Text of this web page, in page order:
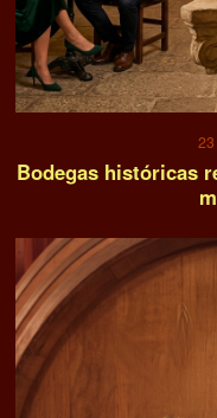
Bodegas históricas